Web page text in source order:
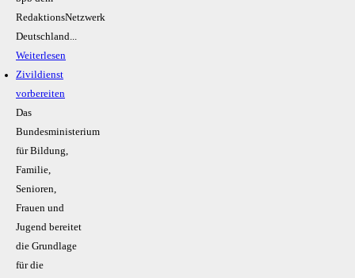
RedaktionsNetzwerk
Deutschland...
Weiterlesen
Zivildienst
vorbereiten
Das
Bundesministerium
für Bildung,
Familie,
Senioren,
Frauen und
Jugend bereitet
die Grundlage
für die